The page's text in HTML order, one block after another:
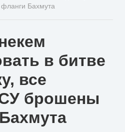
Бахмута
в битве
все
брошены